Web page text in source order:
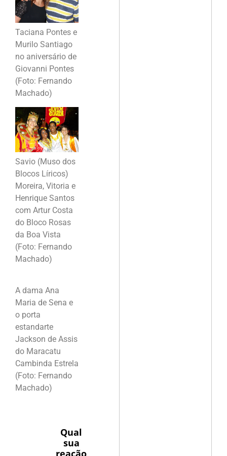
Taciana Pontes e
Murilo Santiago
no aniversário de
Giovanni Pontes
(Foto: Fernando
Machado)
Savio (Muso dos
Blocos Líricos)
Moreira, Vitoria e
Henrique Santos
com Artur Costa
do Bloco Rosas
da Boa Vista
(Foto: Fernando
Machado)
A dama Ana
Maria de Sena e
o porta
estandarte
Jackson de Assis
do Maracatu
Cambinda Estrela
(Foto: Fernando
Machado)
Qual
sua
reação